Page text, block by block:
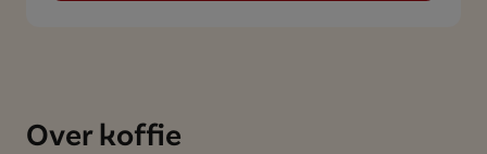
Over koffie